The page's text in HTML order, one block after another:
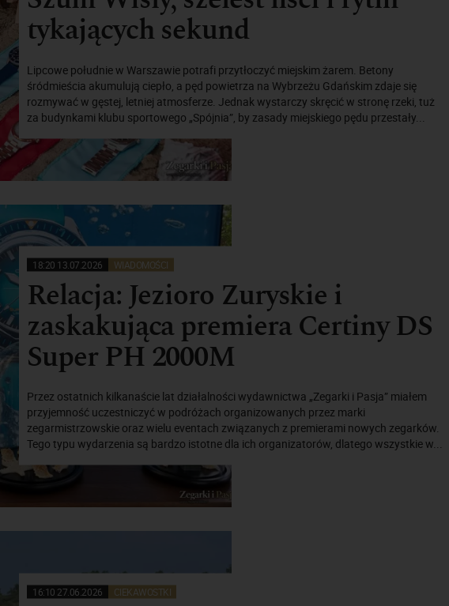
tykających sekund
Lipcowe południe w Warszawie potrafi przytłoczyć miejskim żarem. Betony
śródmieścia akumulują ciepło, a pęd powietrza na Wybrzeżu Gdańskim zdaje się
rozmywać w gęstej, letniej atmosferze. Jednak wystarczy skręcić w stronę rzeki, tuż
za budynkami klubu sportowego „Spójnia”, by zasady miejskiego pędu przestały...
18:20 13.07.2026 WIADOMOŚCI
Relacja: Jezioro Zuryskie i
zaskakująca premiera Certiny DS
Super PH 2000M
Przez ostatnich kilkanaście lat działalności wydawnictwa „Zegarki i Pasja” miałem
przyjemność uczestniczyć w podróżach organizowanych przez marki
zegarmistrzowskie oraz wielu eventach związanych z premierami nowych zegarków.
Tego typu wydarzenia są bardzo istotne dla ich organizatorów, dlatego wszystkie w...
16:10 27.06.2026 CIEKAWOSTKI